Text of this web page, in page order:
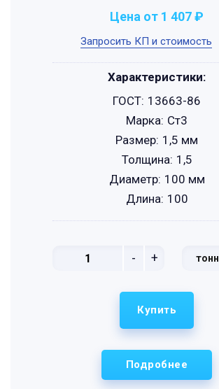
Запросить КП и стоимость
Цена от 1 407 ₽
- + тонн
Характеристики:
ГОСТ: 13663-86
Марка: Ст3
Размер: 1,5 мм
Толщина: 1,5
Диаметр: 100 мм
Длина: 100
Подробнее
Купить